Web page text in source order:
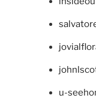
u-